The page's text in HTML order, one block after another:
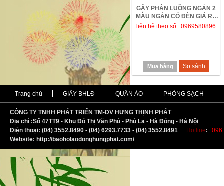
GẬY PHÂN LUỒNG NGẮN 2
MÀU NGẮN CÓ ĐÈN GIÁ RẺ
TẠI HƯNG THỊ...
liên hệ theo số : 0969580896
Mua hàng So sánh
Trang chủ GIẦY BHLĐ QUẦN ÁO PHÒNG SẠCH
CÔNG TY TNHH PHÁT TRIỂN TM-DV HƯNG THỊNH PHÁT
Địa chỉ :Số 47TT9 - Khu Đô Thị Văn Phú - Phú La - Hà Đông - Hà Nội
Điện thoại: (04) 3552.8490 - (04) 6293.7733 - (04) 3552.8491
Hotline:
Website: http://baoholaodonghungphat.com/